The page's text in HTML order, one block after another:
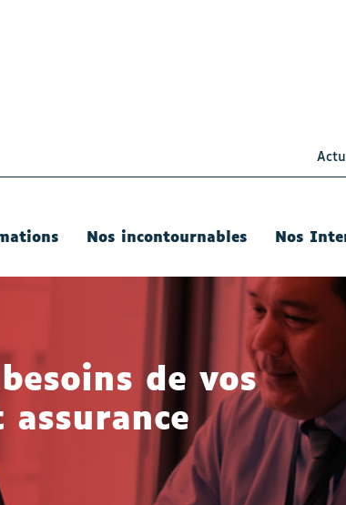
Nos incontournables Nos
de vos